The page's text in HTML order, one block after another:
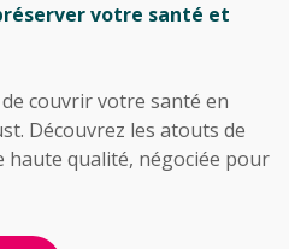
votre santé et
couvrir votre santé en
Découvrez les atouts de
haute qualité, négociée pour